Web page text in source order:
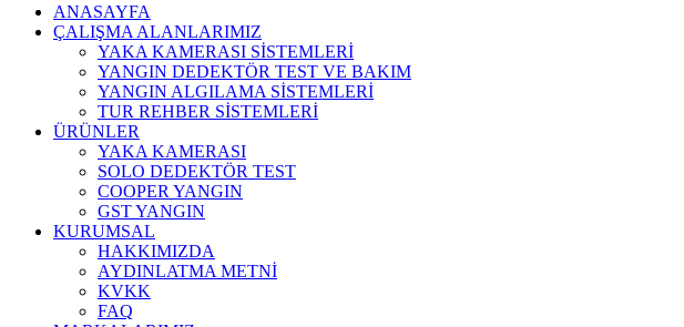
ANASAYFA
ÇALIŞMA ALANLARIMIZ
YAKA KAMERASI SİSTEMLERİ
YANGIN DEDEKTÖR TEST VE BAKIM
YANGIN ALGILAMA SİSTEMLERİ
TUR REHBER SİSTEMLERİ
ÜRÜNLER
YAKA KAMERASI
SOLO DEDEKTÖR TEST
COOPER YANGIN
GST YANGIN
KURUMSAL
HAKKIMIZDA
AYDINLATMA METNİ
KVKK
FAQ